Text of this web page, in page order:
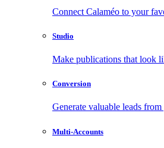
Connect Calaméo to your
Studio
Make publications that look
Conversion
Generate valuable leads
Multi-Accounts